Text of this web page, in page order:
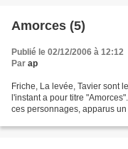
Amorces (5)
Publié le 02/12/2006 à 12:12
Par ap
Friche, La levée, Tavier sont
l'instant a pour titre
ces personnages, apparus